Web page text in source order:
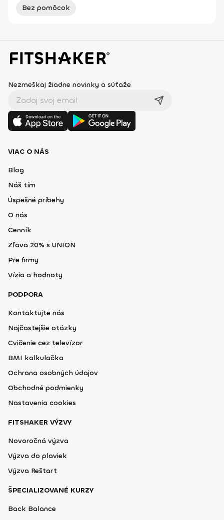
Bez pomôcok
Nezmeškaj žiadne novinky a súťaže
VIAC O NÁS
Blog
Náš tím
Úspešné príbehy
O nás
Cenník
Zľava 20% s UNION
Pre firmy
Vízia a hodnoty
PODPORA
Kontaktujte nás
Najčastejšie otázky
Cvičenie cez televízor
BMI kalkulačka
Ochrana osobných údajov
Obchodné podmienky
Nastavenia cookies
FITSHAKER VÝZVY
Novoročná výzva
Výzva do plaviek
Výzva Reštart
ŠPECIALIZOVANÉ KURZY
Back Balance